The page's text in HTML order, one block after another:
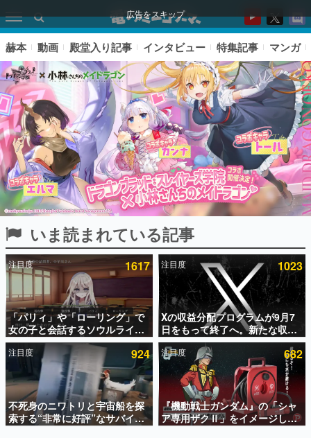
広告をスキップ
ピックアップ
電ファミのいま読まれている記事ランキング
アプリセール情報
インタビュー
連載・特集一覧
殿堂入り記事
SNS拡散数が数千以上！ ページビュー数万以上！ などな
ど。多くの人々に読まれた、電ファミ渾身の“殿堂入り”記
事をまとめました。
赫本 動画 殿堂入り記事 インタビュー 特集記事 マンガ
いま読まれている記事
注目度 1617
「パリィ」や「ローリング」で
女の子と会話するソウルライク
恋愛ゲーム『小早川さんはソウ
ルライク』無料公開。返事に失
敗すると「YOU DIED」
注目度 1023
Xの収益分配プログラムが9月7
日をもって終了へ。新たな収益
化制度「Original Content
Rewards Program」を発表
注目度 924
不死身のニワトリと宇宙船を探
索する“非常に好評”なサバイバ
ルゲーム『Breathedge』が無
注目度 682
『機動戦士ガンダム』の「シャ
ア専用ザクⅡ」をイメージした
散水ホースリールが予約開始。